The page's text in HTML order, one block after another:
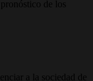
de los
a la sociedad de